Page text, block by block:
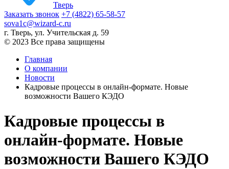
Тверь
Заказать звонок +7 (4822) 65-58-57
sova1c@wizard-c.ru
г. Тверь, ул. Учительская д. 59
© 2023 Все права защищены
Главная
О компании
Новости
Кадровые процессы в онлайн-формате. Новые
возможности Вашего КЭДО
Кадровые процессы в
онлайн-формате. Новые
возможности Вашего КЭДО